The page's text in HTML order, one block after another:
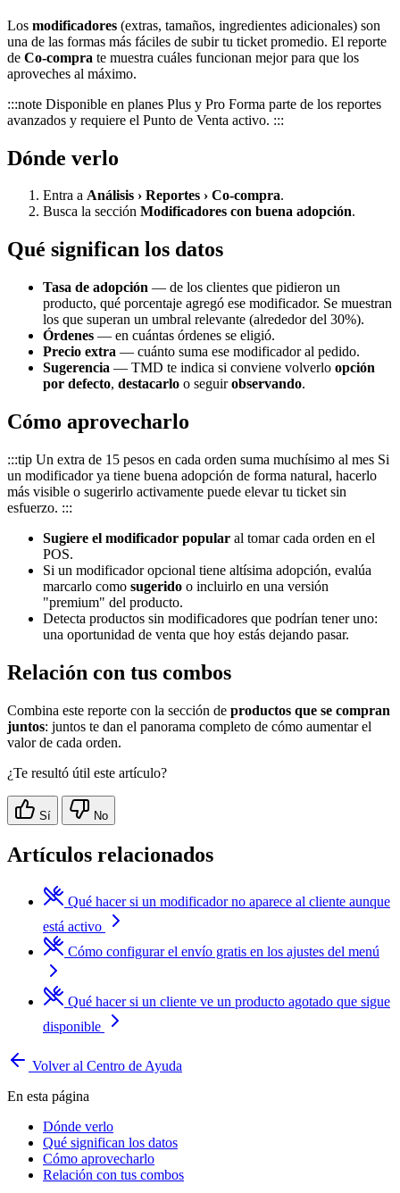
Los modificadores (extras, tamaños, ingredientes adicionales) son
una de las formas más fáciles de subir tu ticket promedio. El reporte
de Co-compra te muestra cuáles funcionan mejor para que los
aproveches al máximo.
:::note Disponible en planes Plus y Pro Forma parte de los reportes
avanzados y requiere el Punto de Venta activo. :::
Dónde verlo
Entra a Análisis › Reportes › Co-compra.
Busca la sección Modificadores con buena adopción.
Qué significan los datos
Tasa de adopción — de los clientes que pidieron un
producto, qué porcentaje agregó ese modificador. Se muestran
los que superan un umbral relevante (alrededor del 30%).
Órdenes — en cuántas órdenes se eligió.
Precio extra — cuánto suma ese modificador al pedido.
Sugerencia — TMD te indica si conviene volverlo opción
por defecto, destacarlo o seguirobservando.
Cómo aprovecharlo
:::tip Un extra de 15 pesos en cada orden suma muchísimo al mes Si
un modificador ya tiene buena adopción de forma natural, hacerlo
más visible o sugerirlo activamente puede elevar tu ticket sin
esfuerzo. :::
Sugiere el modificador popular al tomar cada orden en el
POS.
Si un modificador opcional tiene altísima adopción, evalúa
marcarlo como sugerido o incluirlo en una versión
"premium" del producto.
Detecta productos sin modificadores que podrían tener uno:
una oportunidad de venta que hoy estás dejando pasar.
Relación con tus combos
Combina este reporte con la sección de productos que se compran
juntos: juntos te dan el panorama completo de cómo aumentar el
valor de cada orden.
¿Te resultó útil este artículo?
Sí No
Artículos relacionados
Qué hacer si un modificador no aparece al cliente aunque
está activo
Cómo configurar el envío gratis en los ajustes del menú
Qué hacer si un cliente ve un producto agotado que sigue
disponible
Volver al Centro de Ayuda
En esta página
Dónde verlo
Qué significan los datos
Cómo aprovecharlo
Relación con tus combos